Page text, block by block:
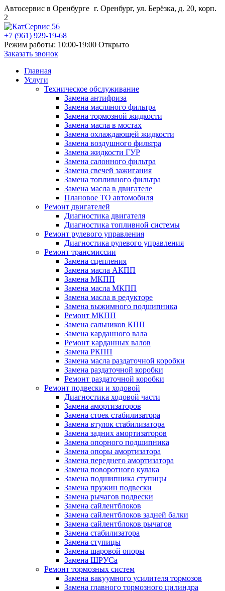
Автосервис в Оренбурге г. Оренбург, ул. Берёзка, д. 20, корп.
2
+7 (961) 929-19-68
Режим работы: 10:00-19:00 Открыто
Заказать звонок
Главная
Услуги
Техническое обслуживание
Замена антифриза
Замена масляного фильтра
Замена тормозной жидкости
Замена масла в мостах
Замена охлаждающей жидкости
Замена воздушного фильтра
Замена жидкости ГУР
Замена салонного фильтра
Замена свечей зажигания
Замена топливного фильтра
Замена масла в двигателе
Плановое ТО автомобиля
Ремонт двигателей
Диагностика двигателя
Диагностика топливной системы
Ремонт рулевого управления
Диагностика рулевого управления
Ремонт трансмиссии
Замена сцепления
Замена масла АКПП
Замена МКПП
Замена масла МКПП
Замена масла в редукторе
Замена выжимного подшипника
Ремонт МКПП
Замена сальников КПП
Замена карданного вала
Ремонт карданных валов
Замена РКПП
Замена масла раздаточной коробки
Замена раздаточной коробки
Ремонт раздаточной коробки
Ремонт подвески и ходовой
Диагностика ходовой части
Замена амортизаторов
Замена стоек стабилизатора
Замена втулок стабилизатора
Замена задних амортизаторов
Замена опорного подшипника
Замена опоры амортизатора
Замена переднего амортизатора
Замена поворотного кулака
Замена подшипника ступицы
Замена пружин подвески
Замена рычагов подвески
Замена сайлентблоков
Замена сайлентблоков задней балки
Замена сайлентблоков рычагов
Замена стабилизатора
Замена ступицы
Замена шаровой опоры
Замена ШРУСа
Ремонт тормозных систем
Замена вакуумного усилителя тормозов
Замена главного тормозного цилиндра